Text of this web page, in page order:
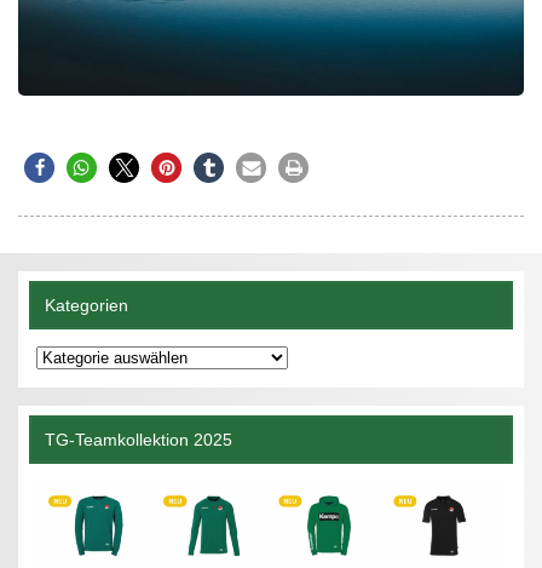
Kategorien
Kategorien
TG-Teamkollektion 2025